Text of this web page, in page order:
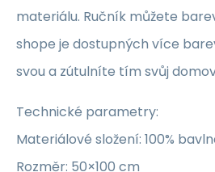
materiálu. Ručník můžete
shope je dostupných více
svou a zútulníte tím svůj
Technické parametry:
Materiálové složení: 100%
Rozměr: 50×100 cm